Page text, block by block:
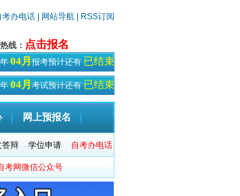
考办电话 | 网站导航 | RSS订阅
线： 点击报名
04月 报考预计还有 已结束
天！
04月 考试预计还有 已结束
天
网上预报名
答辩 学位申请 自考办电话
考网微信公众号